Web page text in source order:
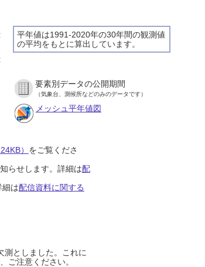
平年値は1991-2020年の30年間の観測値
の平均をもとに算出しています。
要素別データの公開期間
（気象台、測候所などのみのデータです）
メッシュ平年値図
） をご覧くださ
らせします。詳細は配
細は配信資料に関する
測としました。これに
ご注意ください。